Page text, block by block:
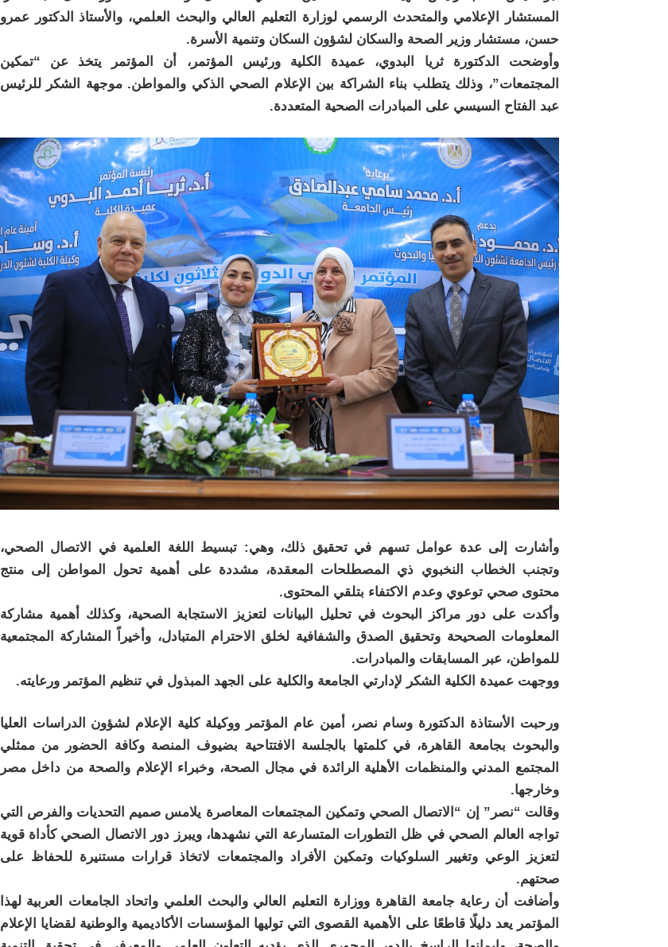
المستشار الإعلامي والمتحدث الرسمي لوزارة التعليم العالي والبحث العلمي، والأستاذ الدكتور عمرو
حسن، مستشار وزير الصحة والسكان لشؤون السكان وتنمية الأسرة.
وأوضحت الدكتورة ثريا البدوي، عميدة الكلية ورئيس المؤتمر، أن المؤتمر يتخذ عن “تمكين
المجتمعات”، وذلك يتطلب بناء الشراكة بين الإعلام الصحي الذكي والمواطن. موجهة الشكر للرئيس
عبد الفتاح السيسي على المبادرات الصحية المتعددة.
وأشارت إلى عدة عوامل تسهم في تحقيق ذلك، وهي: تبسيط اللغة العلمية في الاتصال الصحي،
وتجنب الخطاب النخبوي ذي المصطلحات المعقدة، مشددة على أهمية تحول المواطن إلى منتج
محتوى صحي توعوي وعدم الاكتفاء بتلقي المحتوى.
وأكدت على دور مراكز البحوث في تحليل البيانات لتعزيز الاستجابة الصحية، وكذلك أهمية مشاركة
المعلومات الصحيحة وتحقيق الصدق والشفافية لخلق الاحترام المتبادل، وأخيراً المشاركة المجتمعية
للمواطن، عبر المسابقات والمبادرات.
ووجهت عميدة الكلية الشكر لإدارتي الجامعة والكلية على الجهد المبذول في تنظيم المؤتمر ورعايته.
ورحبت الأستاذة الدكتورة وسام نصر، أمين عام المؤتمر ووكيلة كلية الإعلام لشؤون الدراسات العليا
والبحوث بجامعة القاهرة، في كلمتها بالجلسة الافتتاحية بضيوف المنصة وكافة الحضور من ممثلي
المجتمع المدني والمنظمات الأهلية الرائدة في مجال الصحة، وخبراء الإعلام والصحة من داخل مصر
وخارجها.
وقالت “نصر” إن “الاتصال الصحي وتمكين المجتمعات المعاصرة يلامس صميم التحديات والفرص التي
تواجه العالم الصحي في ظل التطورات المتسارعة التي نشهدها، ويبرز دور الاتصال الصحي كأداة قوية
لتعزيز الوعي وتغيير السلوكيات وتمكين الأفراد والمجتمعات لاتخاذ قرارات مستنيرة للحفاظ على
صحتهم.
وأضافت أن رعاية جامعة القاهرة ووزارة التعليم العالي والبحث العلمي واتحاد الجامعات العربية لهذا
المؤتمر يعد دليلًا قاطعًا على الأهمية القصوى التي توليها المؤسسات الأكاديمية والوطنية لقضايا الإعلام